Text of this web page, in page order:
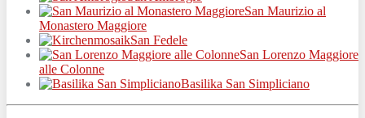
San Maurizio al
Monastero Maggiore
San Fedele
San Lorenzo Maggiore
alle Colonne
Basilika San Simpliciano